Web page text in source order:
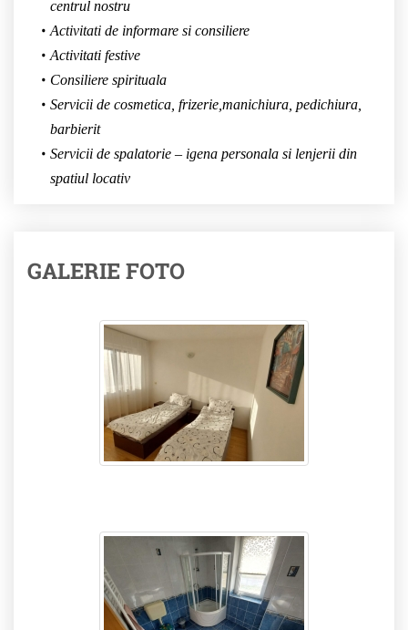
centrul nostru
Activitati de informare si consiliere
Activitati festive
Consiliere spirituala
Servicii de cosmetica, frizerie,manichiura, pedichiura,
barbierit
Servicii de spalatorie – igena personala si lenjerii din
spatiul locativ
GALERIE FOTO